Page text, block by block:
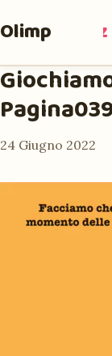
Olimpia Ruiz
24 Giugno 2022